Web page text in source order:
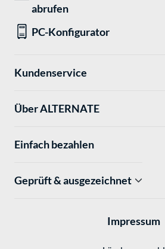
abrufen
PC-Konfigurator
Kundenservice
Über ALTERNATE
Einfach bezahlen
Geprüft & ausgezeichnet
Impressum